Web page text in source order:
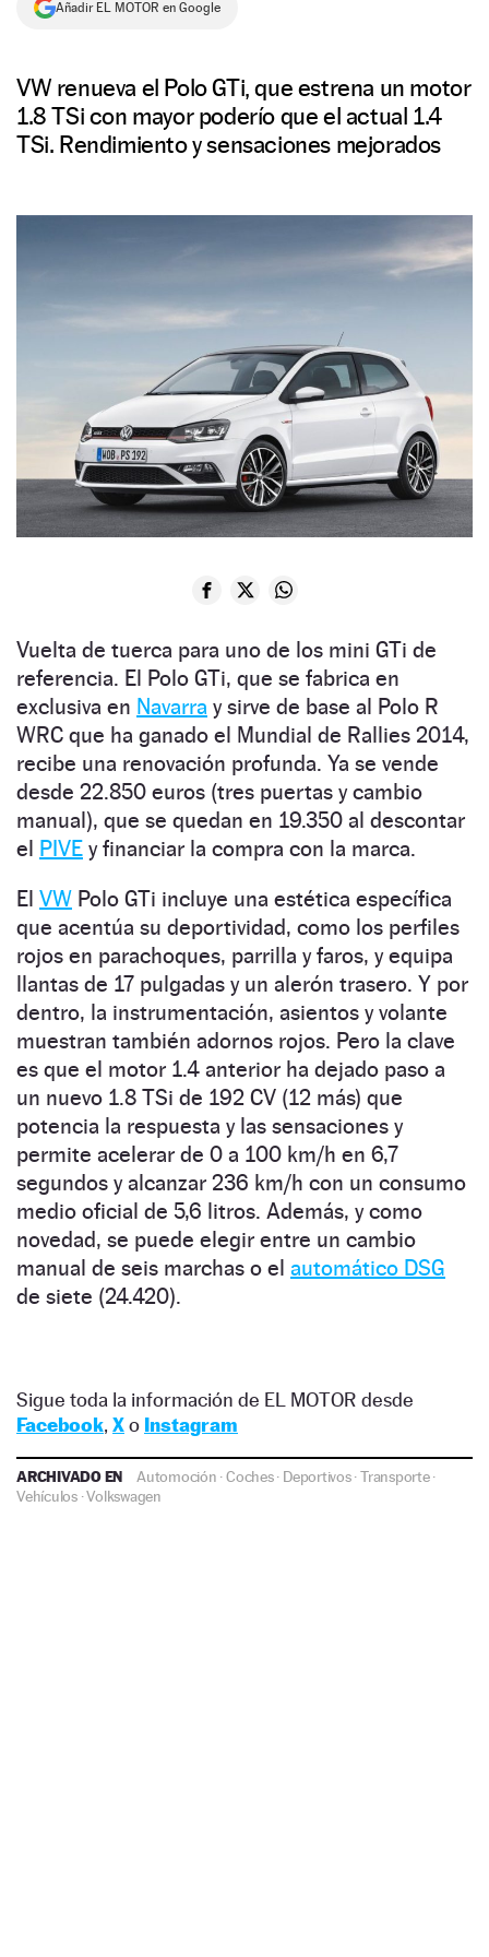
SÍGUENOS
Añadir EL MOTOR en Google
VW renueva el Polo GTi, que estrena un motor
1.8 TSi con mayor poderío que el actual 1.4
TSi. Rendimiento y sensaciones mejorados
Vuelta de tuerca para uno de los mini GTi de
referencia. El Polo GTi, que se fabrica en
exclusiva en Navarra y sirve de base al Polo R
WRC que ha ganado el Mundial de Rallies 2014,
recibe una renovación profunda. Ya se vende
desde 22.850 euros (tres puertas y cambio
manual), que se quedan en 19.350 al descontar
el PIVE y financiar la compra con la marca.
El VW Polo GTi incluye una estética específica
que acentúa su deportividad, como los perfiles
rojos en parachoques, parrilla y faros, y equipa
llantas de 17 pulgadas y un alerón trasero. Y por
dentro, la instrumentación, asientos y volante
muestran también adornos rojos. Pero la clave
es que el motor 1.4 anterior ha dejado paso a
un nuevo 1.8 TSi de 192 CV (12 más) que
potencia la respuesta y las sensaciones y
permite acelerar de 0 a 100 km/h en 6,7
segundos y alcanzar 236 km/h con un consumo
medio oficial de 5,6 litros. Además, y como
novedad, se puede elegir entre un cambio
manual de seis marchas o el automático DSG
de siete (24.420).
Sigue toda la información de EL MOTOR desde
Facebook, Xo Instagram
ARCHIVADO EN Automoción ·Coches· Deportivos·Transporte·
Vehículos·Volkswagen